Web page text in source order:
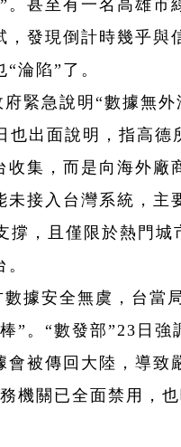
。甚至有一名高雄市
，發現倒計時幾乎與
淪陷”了。
緊急說明“數據無外
也出面說明，指高德
集，而是向海外廠
未接入台灣系統，主
撐，且僅限於熱門城
據安全無虞，台當
”。“數發部”23 日強
會被傳回大陸，導致
機關已全面禁用，